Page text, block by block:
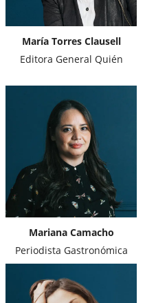
María Torres Clausell
Editora General Quién
Mariana Camacho
Periodista Gastronómica